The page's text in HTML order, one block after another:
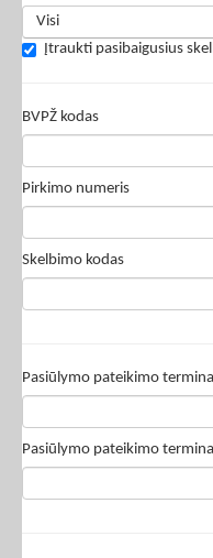
Visi
Įtraukti pasibaigusius
BVPŽ kodas
Pirkimo numeris
Skelbimo kodas
Pasiūlymo pateikimo
Pasiūlymo pateikimo